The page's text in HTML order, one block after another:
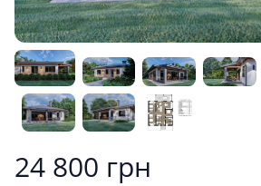
Product information
24 800 грн